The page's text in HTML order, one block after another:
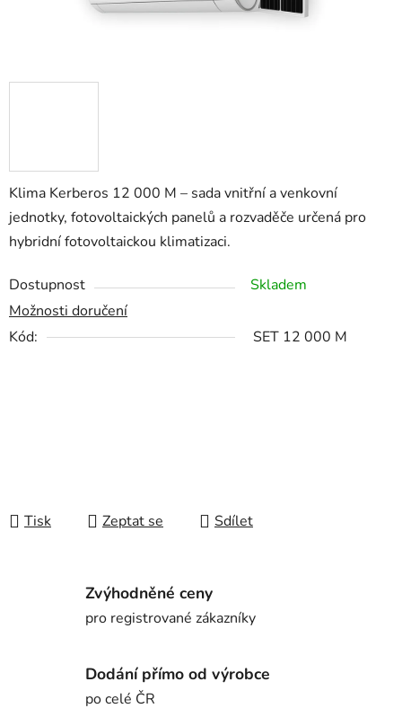
Klima Kerberos 12 000 M – sada vnitřní a venkovní
jednotky, fotovoltaických panelů a rozvaděče určená pro
hybridní fotovoltaickou klimatizaci.
Dostupnost
Skladem
Možnosti doručení
Kód:
SET 12 000 M
Tisk Zeptat se Sdílet
Zvýhodněné ceny
pro registrované zákazníky
Dodání přímo od výrobce
po celé ČR